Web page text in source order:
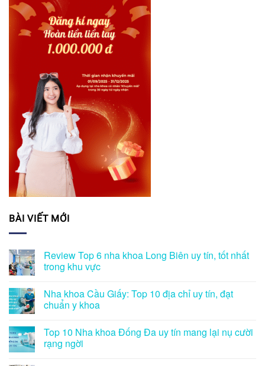
BÀI VIẾT MỚI
Review Top 6 nha khoa Long Biên uy tín, tốt nhất
trong khu vực
Nha khoa Cầu Giấy: Top 10 địa chỉ uy tín, đạt
chuẩn y khoa
Top 10 Nha khoa Đống Đa uy tín mang lại nụ cười
rạng ngời